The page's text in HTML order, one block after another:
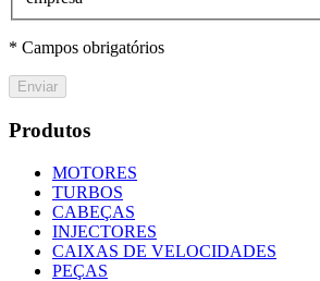
* Campos obrigatórios
Enviar
Produtos
MOTORES
TURBOS
CABEÇAS
INJECTORES
CAIXAS DE VELOCIDADES
PEÇAS